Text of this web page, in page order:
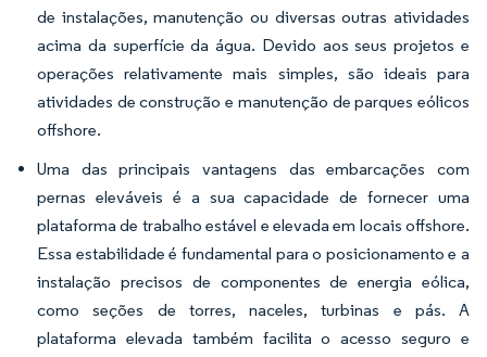
de instalações, manutenção ou diversas outras atividades
acima da superfície da água. Devido aos seus projetos e
operações relativamente mais simples, são ideais para
atividades de construção e manutenção de parques eólicos
offshore.
Uma das principais vantagens das embarcações com
pernas eleváveis é a sua capacidade de fornecer uma
plataforma de trabalho estável e elevada em locais offshore.
Essa estabilidade é fundamental para o posicionamento e a
instalação precisos de componentes de energia eólica,
como seções de torres, naceles, turbinas e pás. A
plataforma elevada também facilita o acesso seguro e